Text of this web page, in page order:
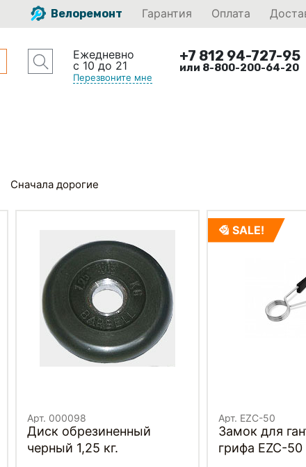
Велоремонт Гарантия Оплата
Ежедневно
с 10 до 21
Перезвоните мне
+7 812 94-727-95
или 8-800-200-64-20
Сначала дорогие
Арт. 000098
Диск обрезиненный
черный 1,25 кг.
SALE!
Арт. EZC-50
Замок для
грифа EZC-50